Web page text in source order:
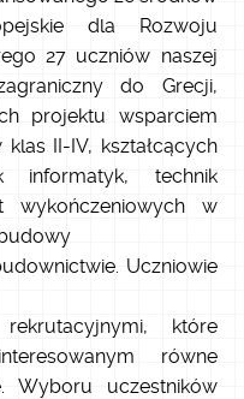
dla Rozwoju
27 uczniów naszej
do Grecji,
projektu wsparciem
II-IV, kształcących
technik
wykończeniowych w
Uczniowie
które
równe
Wyboru uczestników